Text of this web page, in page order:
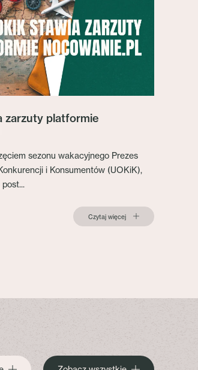
zarzuty platformie
sezonu wakacyjnego Prezes
i Konsumentów (UOKiK),
Czytaj więcej